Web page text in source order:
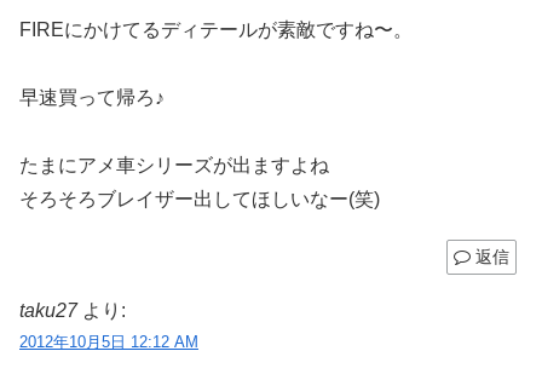
FIREにかけてるディテールが素敵ですね〜。
早速買って帰ろ♪
たまにアメ車シリーズが出ますよね
そろそろブレイザー出してほしいなー(笑)
返信
taku27 より:
2012年10月5日 12:12 AM